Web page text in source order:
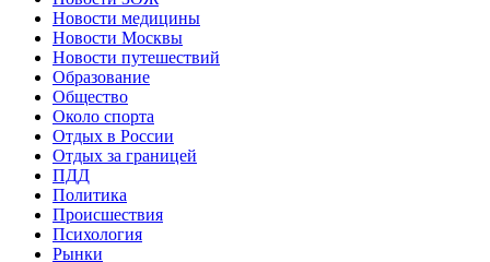
Новости медицины
Новости Москвы
Новости путешествий
Образование
Общество
Около спорта
Отдых в России
Отдых за границей
ПДД
Политика
Происшествия
Психология
Рынки